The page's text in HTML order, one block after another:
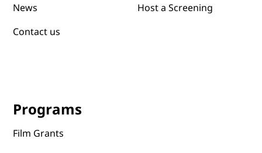
News
Contact us
Host a Screening
Programs
Film Grants